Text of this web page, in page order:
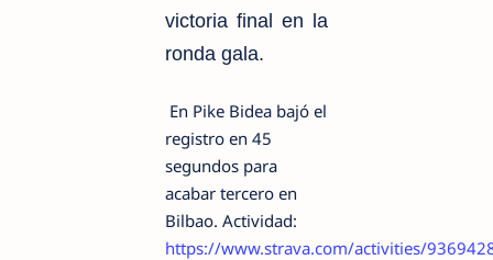
victoria final en la
ronda gala.
En Pike Bidea bajó el
registro en 45
segundos para
acabar tercero en
Bilbao. Actividad:
https://www.strava.com/activities/